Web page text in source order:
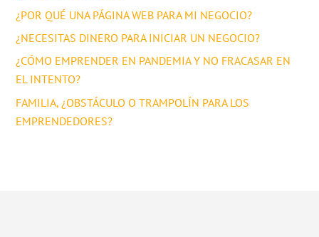
¿POR QUÉ UNA PÁGINA WEB PARA MI NEGOCIO?
¿NECESITAS DINERO PARA INICIAR UN NEGOCIO?
¿CÓMO EMPRENDER EN PANDEMIA Y NO FRACASAR EN
EL INTENTO?
FAMILIA, ¿OBSTÁCULO O TRAMPOLÍN PARA LOS
EMPRENDEDORES?